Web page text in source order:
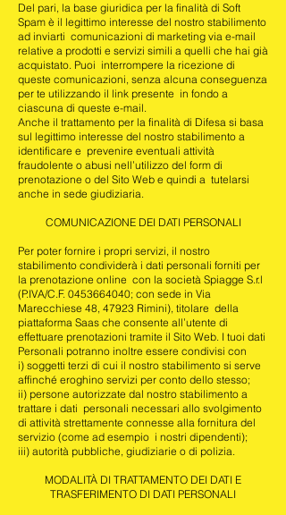
Del pari, la base giuridica per la finalità di Soft
Spam è il legittimo interesse del nostro stabilimento
ad inviarti comunicazioni di marketing via e-mail
relative a prodotti e servizi simili a quelli che hai già
acquistato. Puoi interrompere la ricezione di
queste comunicazioni, senza alcuna conseguenza
per te utilizzando il link presente in fondo a
ciascuna di queste e-mail.
Anche il trattamento per la finalità di Difesa si basa
sul legittimo interesse del nostro stabilimento a
identificare e prevenire eventuali attività
fraudolente o abusi nell’utilizzo del form di
prenotazione o del Sito Web e quindi a tutelarsi
anche in sede giudiziaria.
COMUNICAZIONE DEI DATI PERSONALI
Per poter fornire i propri servizi, il nostro
stabilimento condividerà i dati personali forniti per
la prenotazione online con la società Spiagge S.r.l
(P.IVA/C.F. 0453664040; con sede in Via
Marecchiese 48, 47923 Rimini), titolare della
piattaforma Saas che consente all’utente di
effettuare prenotazioni tramite il Sito Web. I tuoi dati
Personali potranno inoltre essere condivisi con
i) soggetti terzi di cui il nostro stabilimento si serve
affinché eroghino servizi per conto dello stesso;
ii) persone autorizzate dal nostro stabilimento a
trattare i dati personali necessari allo svolgimento
di attività strettamente connesse alla fornitura del
servizio (come ad esempio i nostri dipendenti);
iii) autorità pubbliche, giudiziarie o di polizia.
MODALITÀ DI TRATTAMENTO DEI DATI E
TRASFERIMENTO DI DATI PERSONALI